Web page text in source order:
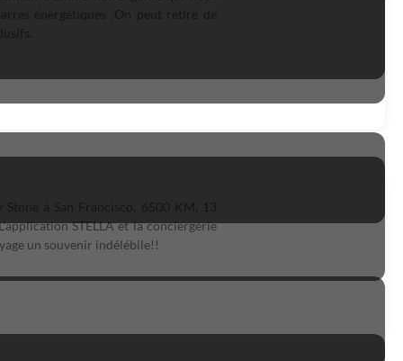
STELLA et la conciergerie
un souvenir indélébile!!